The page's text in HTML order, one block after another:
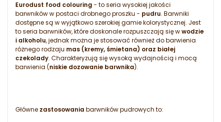
Eurodust food colouring - to seria wysokiej jakości
barwników w postaci drobnego proszku - pudru. Barwniki
dostępne są w wyjątkowo szerokiej gamie kolorystycznej. Jest
to seria barwników, które doskonale rozpuszczają się wwodzie
i alkoholu, jednak można je stosować również do barwienia
różnego rodzaju mas (kremy, śmietana) oraz białej
czekolady. Charakteryzują się wysoką wydajnością i mocą
barwienia (niskie dozowanie barwnika).
Główne zastosowania barwników pudrowych to: